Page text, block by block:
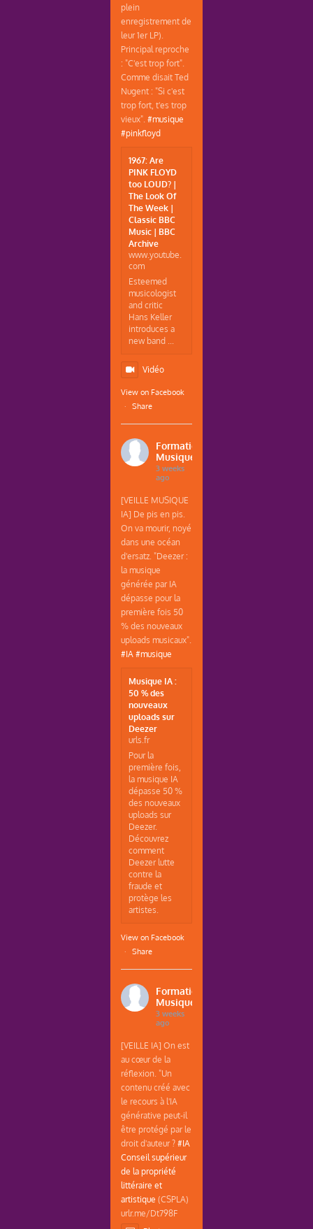
plein
enregistrement de
leur 1er LP).
Principal reproche
: "C'est trop fort".
Comme disait Ted
Nugent : "Si c'est
trop fort, t'es trop
vieux".#musique
#pinkfloyd
1967: Are
PINK FLOYD
too LOUD? |
The Look Of
The Week |
Classic BBC
Music | BBC
Archive
www.youtube.
com
Esteemed
musicologist
and critic
Hans Keller
introduces a
new band ...
Vidéo
View on Facebook
·
Share
Formations
Musique
3 weeks
ago
[VEILLE MUSIQUE
IA] De pis en pis.
On va mourir, noyé
dans une océan
d'ersatz. "Deezer :
la musique
générée par IA
dépasse pour la
première fois 50
% des nouveaux
uploads musicaux".
#IA #musique
Musique IA :
50 % des
nouveaux
uploads sur
Deezer
urls.fr
Pour la
première fois,
la musique IA
dépasse 50 %
des nouveaux
uploads sur
Deezer.
Découvrez
comment
Deezer lutte
contre la
fraude et
protège les
artistes.
View on Facebook
·
Share
Formations
Musique
3 weeks
ago
[VEILLE IA] On est
au cœur de la
réflexion. "Un
contenu créé avec
le recours à l'IA
générative peut-il
être protégé par le
droit d'auteur ?#IA
Conseil supérieur
de la propriété
littéraire et
artistique (CSPLA)
urlr.me/Dt798F